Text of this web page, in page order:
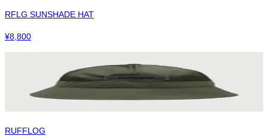
RFLG SUNSHADE HAT
¥8,800
RUFFLOG